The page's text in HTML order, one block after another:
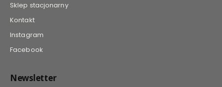
Sklep stacjonarny
Kontakt
Instagram
Facebook
Newsletter